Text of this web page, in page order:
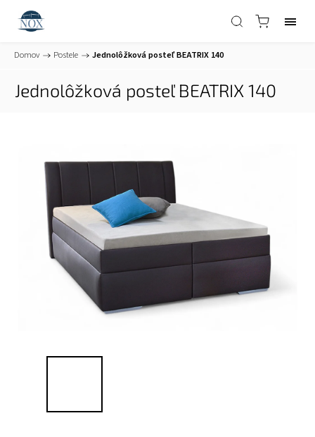
Domov / Postele / Jednolôžková posteľ BEATRIX 140
Jednolôžková posteľ BEATRIX 140